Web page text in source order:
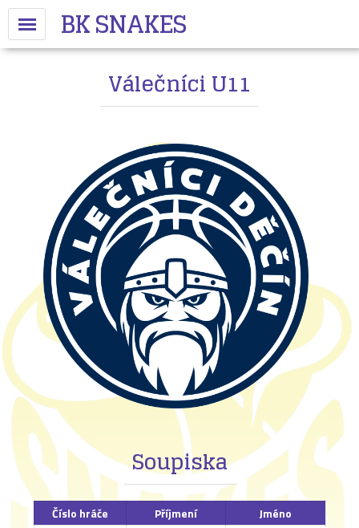
BK SNAKES
Válečníci U11
Soupiska
Číslo hráče Příjmení
Jméno